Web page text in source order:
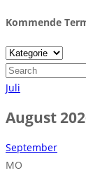
Kommende
Juli
August
September
MO